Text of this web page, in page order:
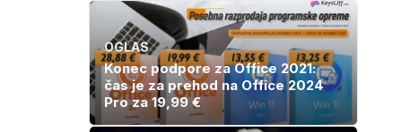
OGLAS
Konec podpore za Office 2021:
čas je za prehod na Office 2024
Pro za 19,99 €